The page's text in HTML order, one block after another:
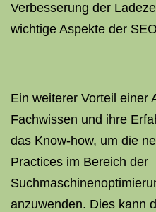
Verbesserung der
wichtige Aspekte der
Ein weiterer Vorteil einer
Fachwissen und ihre
das Know-how, um die
Practices im Bereich der
anzuwenden. Dies kann